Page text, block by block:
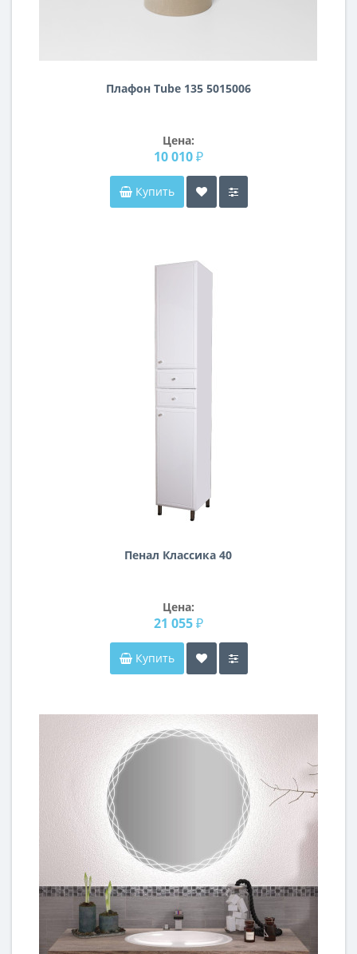
Плафон Tube 135 5015006
Цена:
10 010 ₽
Купить
Пенал Классика 40
Цена:
21 055 ₽
Купить